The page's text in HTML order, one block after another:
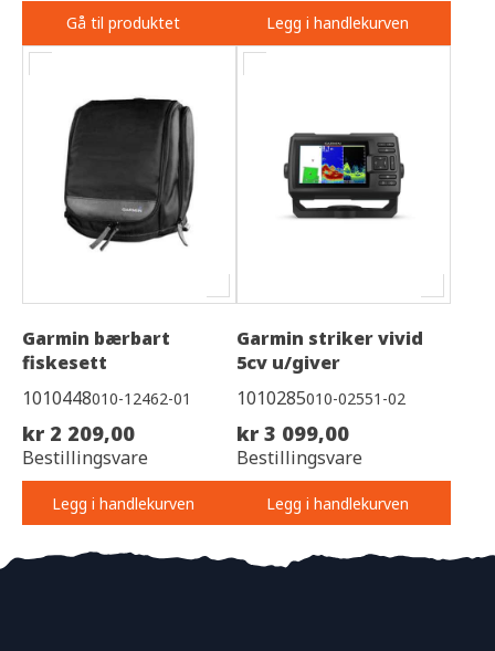
Gå til produktet Legg i handlekurven
Garmin bærbart
fiskesett
1010448010-12462-01
kr 2 209,00
Bestillingsvare
Legg i handlekurven
Garmin striker vivid
5cv u/giver
1010285010-02551-02
kr 3 099,00
Bestillingsvare
Legg i handlekurven